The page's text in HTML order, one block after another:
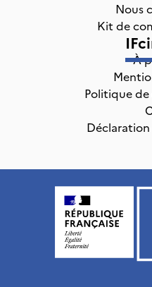
Nous
Kit de
À
Politique